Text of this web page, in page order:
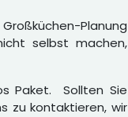
Planung
selbst machen,
Paket. Sollten Sie
zu kontaktieren, wir